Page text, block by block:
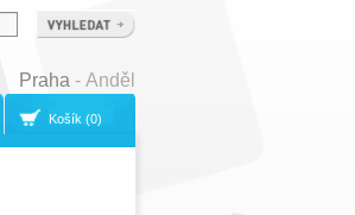
Praha - Anděl
Košík (0)